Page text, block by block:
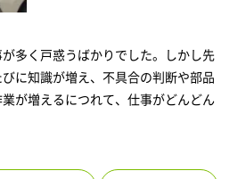
多く戸惑うばかりでした。しかし先
に知識が増え、不具合の判断や部品
が増えるにつれて、仕事がどんどん